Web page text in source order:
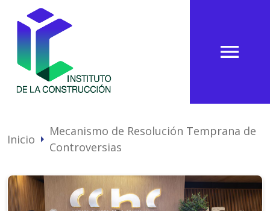
menu
Inicio arrow_right
Mecanismo de Resolución Temprana de
Controversias